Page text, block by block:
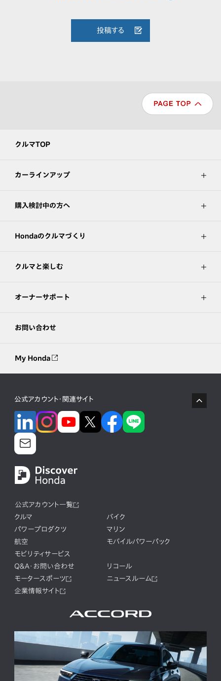
投稿する
クルマTOP
カーラインアップ
購入検討中の方へ
Hondaのクルマづくり
クルマと楽しむ
オーナーサポート
お問い合わせ
My Honda
公式アカウント・関連サイト
公式アカウント一覧
クルマ
バイク
パワープロダクツ
マリン
航空
モバイルパワーパック
モビリティサービス
Q&A・お問い合わせ
リコール
モータースポーツ
ニュースルーム
企業情報サイト